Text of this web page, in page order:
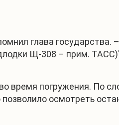
глава
Щ-308 – прим.
время погружения. По
осмотреть